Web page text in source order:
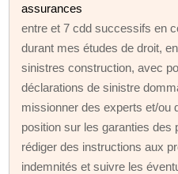
assurances
entre et 7 cdd successifs en
durant mes études de droit,
sinistres construction, avec
déclarations de sinistre
missionner des experts et/ou
position sur les garanties des
rédiger des instructions aux
indemnités et suivre les